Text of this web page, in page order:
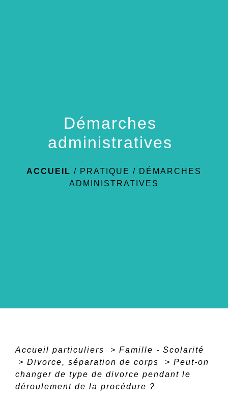
Démarches
administratives
ACCUEIL / PRATIQUE / DÉMARCHES
ADMINISTRATIVES
Accueil particuliers > Famille - Scolarité
> Divorce, séparation de corps > Peut-on
changer de type de divorce pendant le
déroulement de la procédure ?